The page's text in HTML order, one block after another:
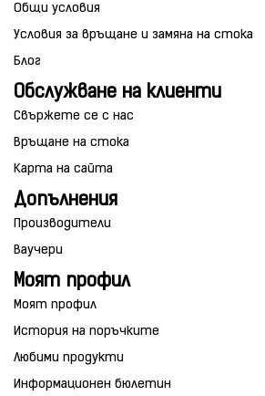
Общи условия
Условия за връщане и замяна на стока
Блог
Обслужване на клиенти
Свържете се с нас
Връщане на стока
Карта на сайта
Допълнения
Производители
Ваучери
Моят профил
Моят профил
История на поръчките
Любими продукти
Информационен бюлетин